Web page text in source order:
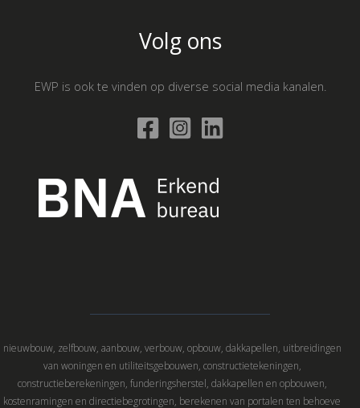
Volg ons
EWP is ook te vinden op diverse social media kanalen.
nieuwbouw, zelfbouw, aanbouw, verbouw, opbouw, dakkapellen, uitbreidingen
van woningen en utiliteitsgebouwen, constructietekeningen,
constructieberekeningen, funderingsherstel, dakkapellen en opbouwen,
kostenramingen en directiebegrotingen, berekenen van portalen ten behoeve